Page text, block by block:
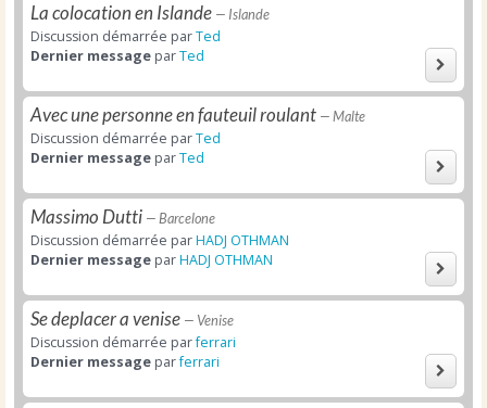
La colocation en Islande — Islande
Discussion démarrée parTed
Dernier message parTed
Avec une personne en fauteuil roulant — Malte
Discussion démarrée parTed
Dernier message parTed
Massimo Dutti — Barcelone
Discussion démarrée parHADJ OTHMAN
Dernier message parHADJ OTHMAN
Se deplacer a venise — Venise
Discussion démarrée parferrari
Dernier message parferrari